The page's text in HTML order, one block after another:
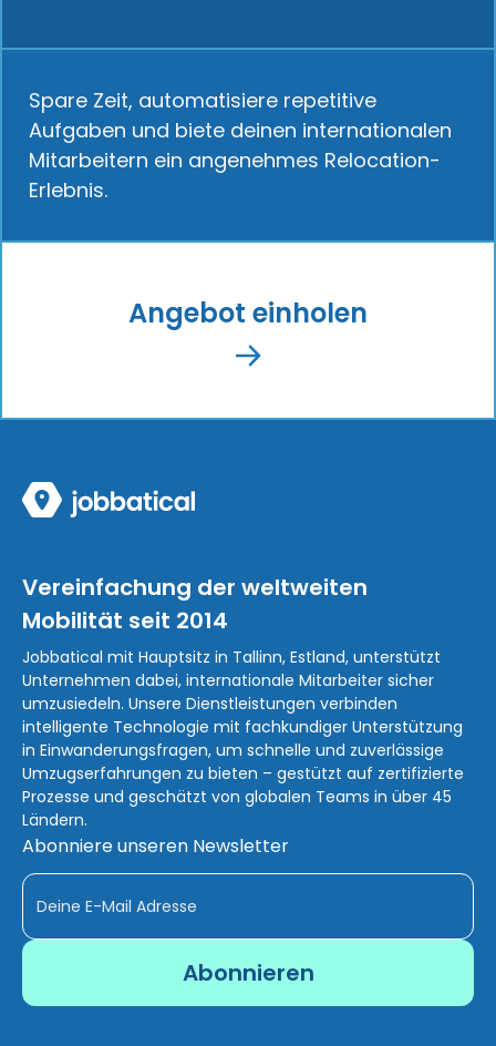
Spare Zeit, automatisiere repetitive
Aufgaben und biete deinen internationalen
Mitarbeitern ein angenehmes Relocation-
Erlebnis.
Angebot einholen
Vereinfachung der weltweiten
Mobilität seit 2014
Jobbatical mit Hauptsitz in Tallinn, Estland, unterstützt
Unternehmen dabei, internationale Mitarbeiter sicher
umzusiedeln. Unsere Dienstleistungen verbinden
intelligente Technologie mit fachkundiger Unterstützung
in Einwanderungsfragen, um schnelle und zuverlässige
Umzugserfahrungen zu bieten – gestützt auf zertifizierte
Prozesse und geschätzt von globalen Teams in über 45
Ländern.
Abonniere unseren Newsletter